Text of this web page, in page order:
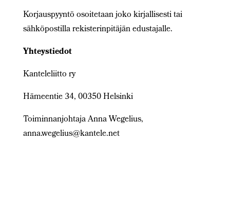
Korjauspyyntö osoitetaan joko kirjallisesti tai
sähköpostilla rekisterinpitäjän edustajalle.
Yhteystiedot
Kanteleliitto ry
Hämeentie 34, 00350 Helsinki
Toiminnanjohtaja Anna Wegelius,
anna.wegelius@kantele.net